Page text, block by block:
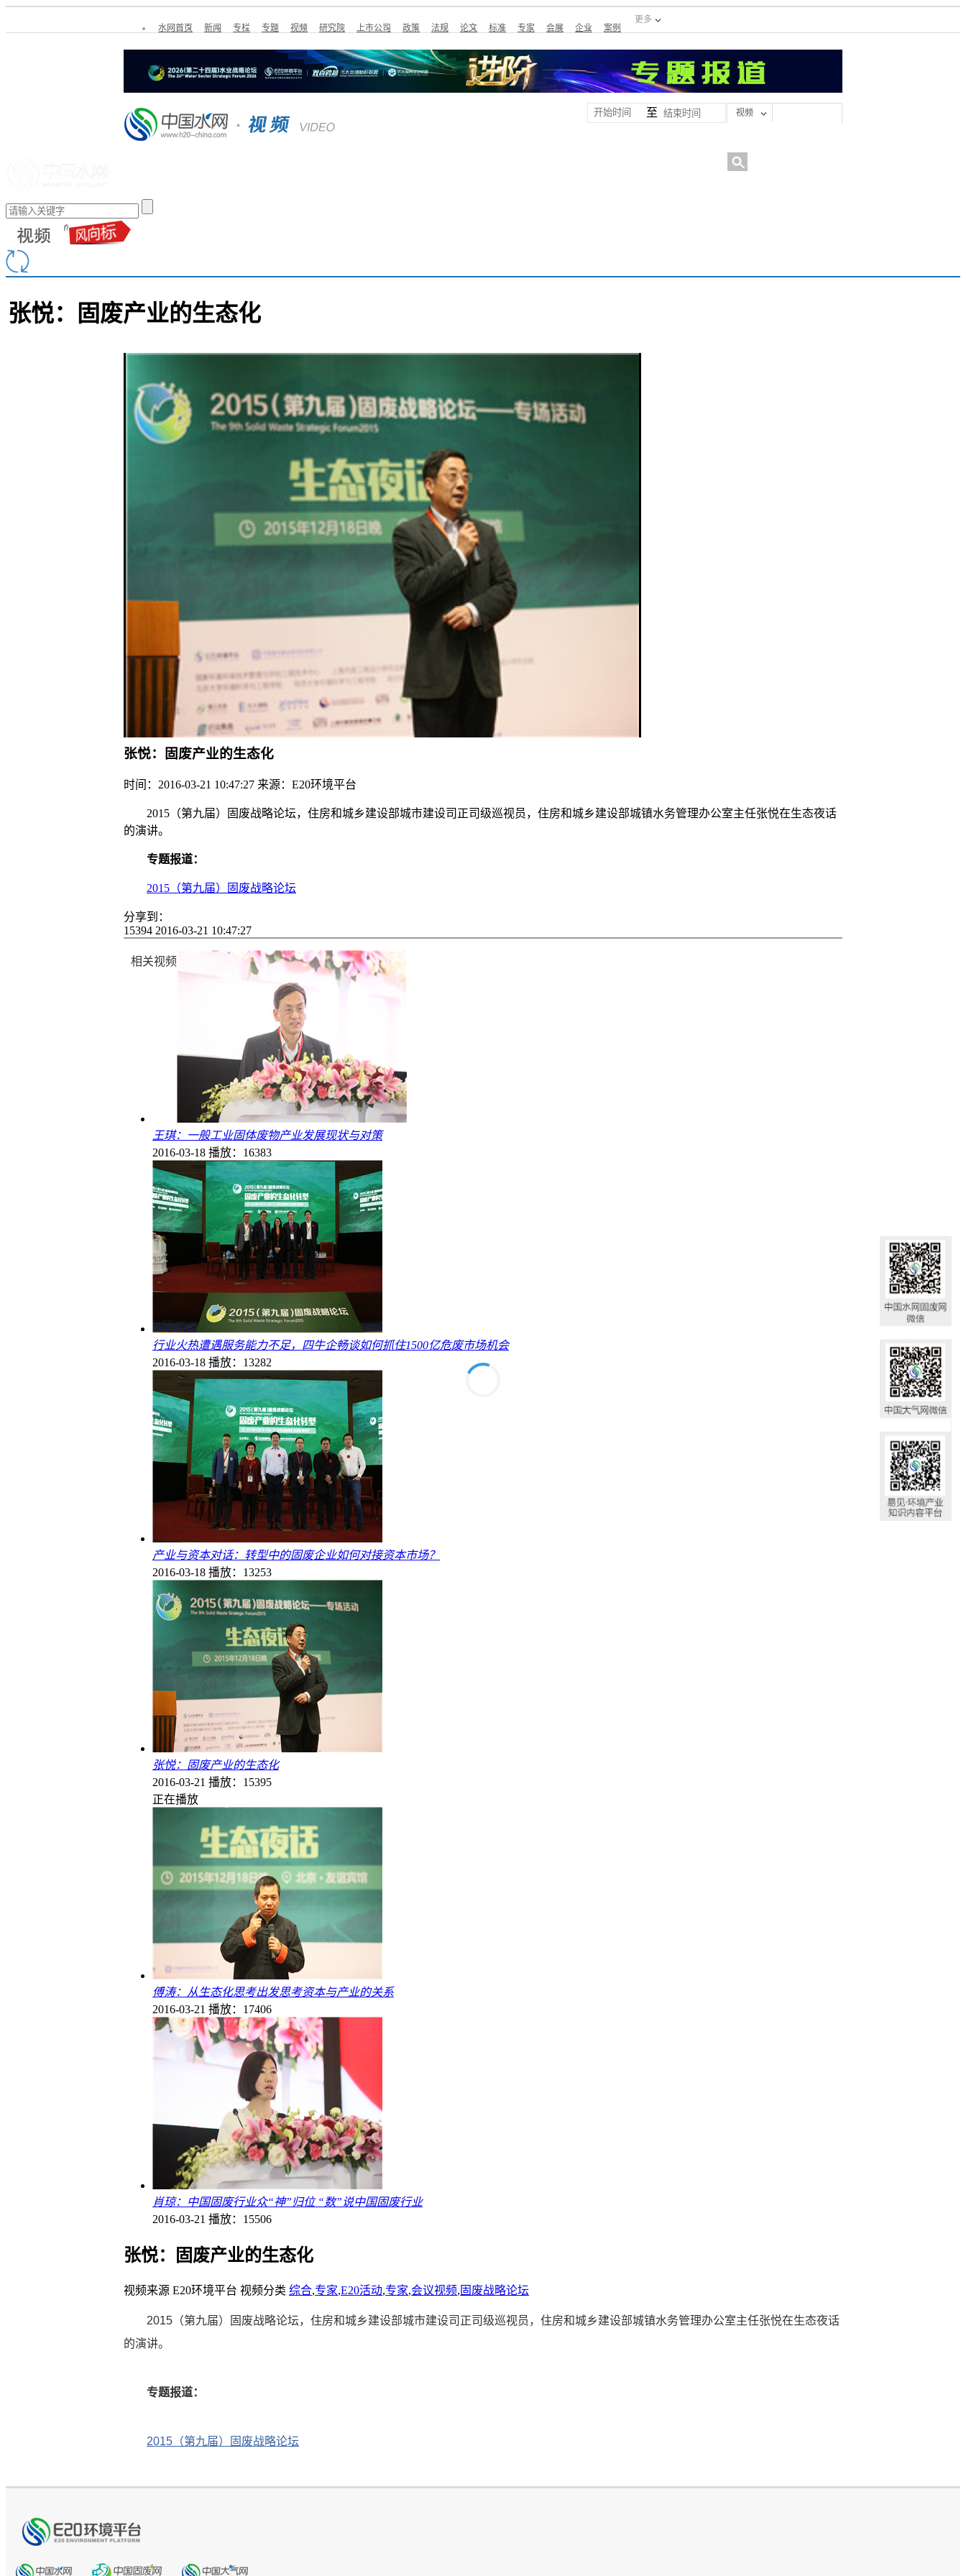
水网首页 新闻 专栏 专题 视频 研究院 上市公司 政策 法规 论文 标准 专家 会展 企业 案例
更多
至 视频
张悦：固废产业的生态化
Loaded
0%
0%
张悦：固废产业的生态化
时间：2016-03-21 10:47:27 来源：E20环境平台
2015（第九届）固废战略论坛，住房和城乡建设部城市建设司正司级巡视员，住房和城乡建设部城镇水务管理办公室主任张悦在生态夜话
的演讲。
专题报道：
2015（第九届）固废战略论坛
分享到：
15394 2016-03-21 10:47:27
相关视频
王琪：一般工业固体废物产业发展现状与对策
2016-03-18 播放：16383
行业火热遭遇服务能力不足，四牛企畅谈如何抓住1500亿危废市场机会
2016-03-18 播放：13282
产业与资本对话：转型中的固废企业如何对接资本市场？
2016-03-18 播放：13253
张悦：固废产业的生态化
2016-03-21 播放：15395
正在播放
傅涛：从生态化思考出发思考资本与产业的关系
2016-03-21 播放：17406
肖琼：中国固废行业众“神”归位 “数”说中国固废行业
2016-03-21 播放：15506
张悦：固废产业的生态化
视频来源 E20环境平台 视频分类 综合,专家,E20活动,专家,会议视频, 固废战略论坛
2015（第九届）固废战略论坛，住房和城乡建设部城市建设司正司级巡视员，住房和城乡建设部城镇水务管理办公室主任张悦在生态夜话
的演讲。
专题报道：
2015（第九届）固废战略论坛